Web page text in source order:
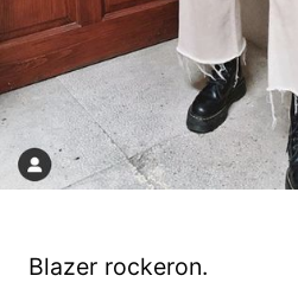
Blazer rockeron.